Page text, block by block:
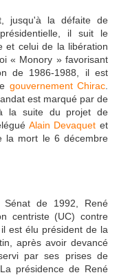
jusqu'à la défaite de
il suit le
et celui de la libération
« Monory » favorisant
de 1986-1988, il est
gouvernement Chirac
est marqué par de
à la suite du projet de
Alain Devaquet et
la mort le 6 décembre
de 1992, René
centriste (UC) contre
est élu président de la
après avoir devancé
par ses prises de
présidence de René